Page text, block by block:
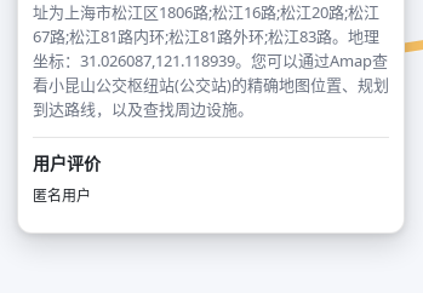
址为上海市松江区1806路;松江16路;松江20路;松江
67路;松江81路内环;松江81路外环;松江83路。地理
坐标：31.026087,121.118939。您可以通过Amap查
看小昆山公交枢纽站(公交站)的精确地图位置、规划
到达路线，以及查找周边设施。
用户评价
匿名用户